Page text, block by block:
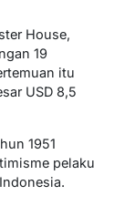
House,
19
itu
USD 8,5
1951
pelaku